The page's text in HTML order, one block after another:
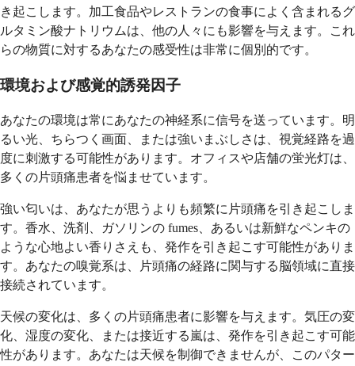
き起こします。加工食品やレストランの食事によく含まれるグ
ルタミン酸ナトリウムは、他の人々にも影響を与えます。これ
らの物質に対するあなたの感受性は非常に個別的です。
環境および感覚的誘発因子
あなたの環境は常にあなたの神経系に信号を送っています。明
るい光、ちらつく画面、または強いまぶしさは、視覚経路を過
度に刺激する可能性があります。オフィスや店舗の蛍光灯は、
多くの片頭痛患者を悩ませています。
強い匂いは、あなたが思うよりも頻繁に片頭痛を引き起こしま
す。香水、洗剤、ガソリンの fumes、あるいは新鮮なペンキの
ような心地よい香りさえも、発作を引き起こす可能性がありま
す。あなたの嗅覚系は、片頭痛の経路に関与する脳領域に直接
接続されています。
天候の変化は、多くの片頭痛患者に影響を与えます。気圧の変
化、湿度の変化、または接近する嵐は、発作を引き起こす可能
性があります。あなたは天候を制御できませんが、このパター